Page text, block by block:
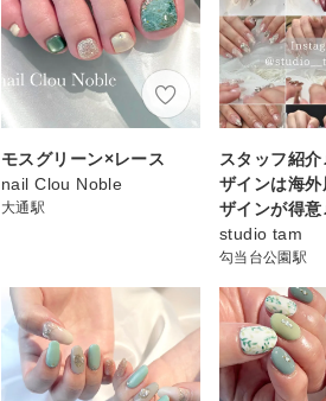
モスグリーン×レース
nail Clou Noble
大通駅
スタッフ紹
ザインは海
ザインが得意
studio tam
勾当台公園駅